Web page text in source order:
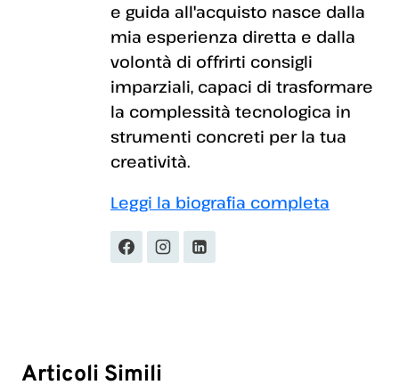
e guida all'acquisto nasce dalla
mia esperienza diretta e dalla
volontà di offrirti consigli
imparziali, capaci di trasformare
la complessità tecnologica in
strumenti concreti per la tua
creatività.
Leggi la biografia completa
Articoli Simili